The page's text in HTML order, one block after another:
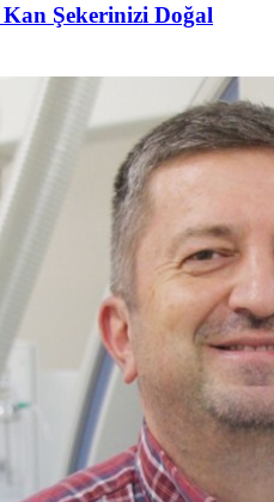
Şekerinizi Doğal